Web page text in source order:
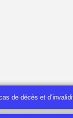
de décès et